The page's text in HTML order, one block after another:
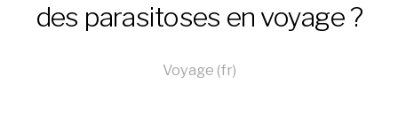
des parasitoses en voyage ?
Voyage (fr)